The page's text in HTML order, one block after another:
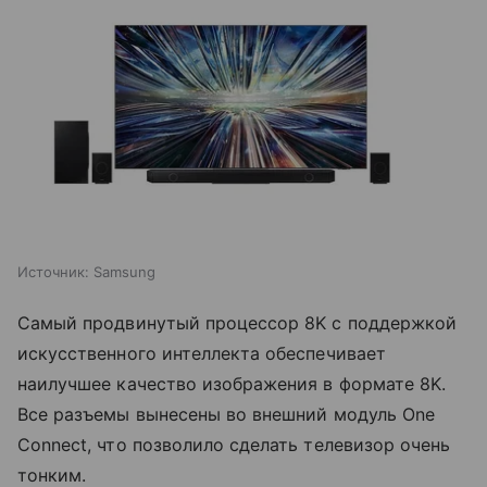
Источник: Samsung
Самый продвинутый процессор 8K с поддержкой
искусственного интеллекта обеспечивает
наилучшее качество изображения в формате 8K.
Все разъемы вынесены во внешний модуль One
Connect, что позволило сделать телевизор очень
тонким.